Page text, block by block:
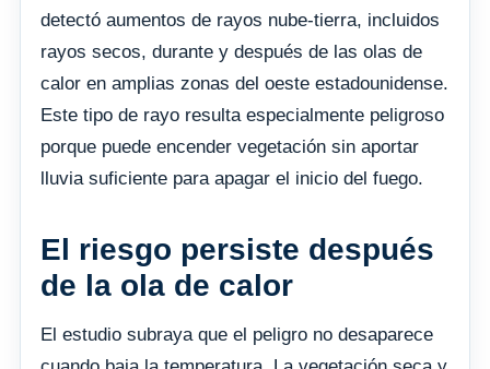
detectó aumentos de rayos nube-tierra, incluidos
rayos secos, durante y después de las olas de
calor en amplias zonas del oeste estadounidense.
Este tipo de rayo resulta especialmente peligroso
porque puede encender vegetación sin aportar
lluvia suficiente para apagar el inicio del fuego.
El riesgo persiste después
de la ola de calor
El estudio subraya que el peligro no desaparece